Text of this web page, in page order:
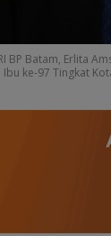
BP Batam, Erlita
ke-97 Tingkat